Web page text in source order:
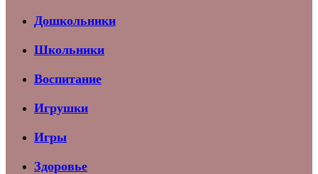
Дошкольники
Школьники
Воспитание
Игрушки
Игры
Здоровье